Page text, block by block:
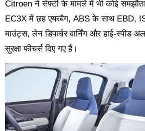
Citroen ने सेफ्टी के मामले में भी कोई
EC3X में छह एयरबैग, ABS के साथ EBD,
माउंट्स, लेन डिपार्चर वार्निंग और हाई-स्पीड
सुरक्षा फीचर्स दिए गए हैं।